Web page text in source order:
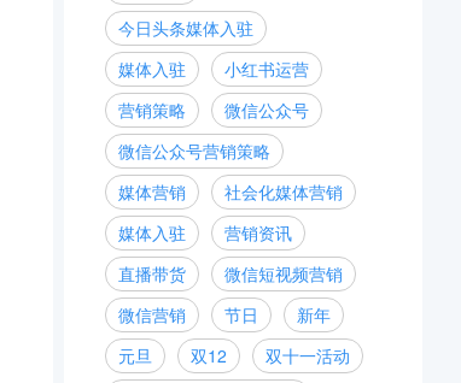
今日头条媒体入驻
媒体入驻
小红书运营
营销策略
微信公众号
微信公众号营销策略
媒体营销
社会化媒体营销
媒体入驻
营销资讯
直播带货
微信短视频营销
微信营销
节日
新年
元旦
双12
双十一活动